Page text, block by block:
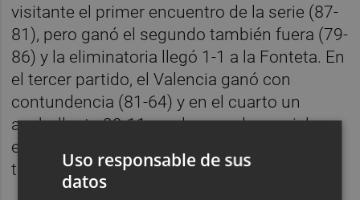
visitante el primer encuentro de la serie (87-
81), pero ganó el segundo también fuera (79-
86) y la eliminatoria llegó 1-1 a la Fonteta. En
el tercer partido, el Valencia ganó con
contundencia (81-64) y en el cuarto un
apabullante 29-11 en el segundo parcial
encarriló la victoria por 87-76 que selló el
título.
Uso responsable de sus
datos